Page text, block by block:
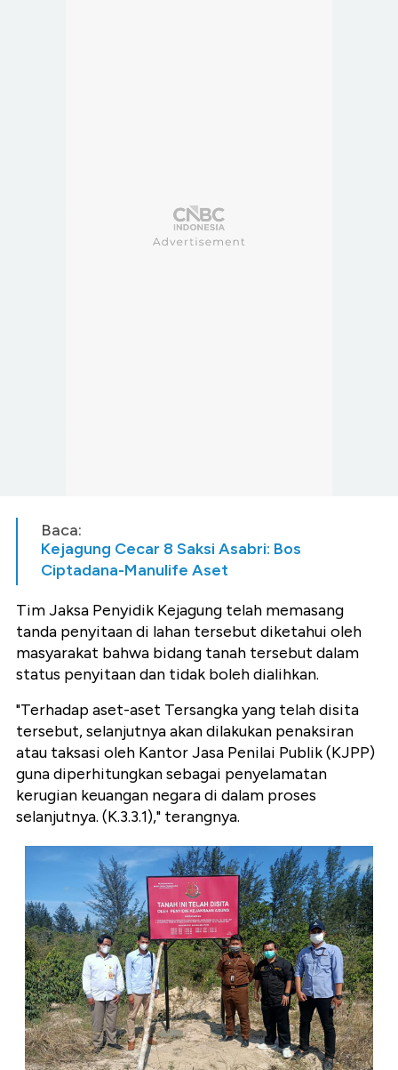
Baca:
Kejagung Cecar 8 Saksi Asabri: Bos
Ciptadana-Manulife Aset
Tim Jaksa Penyidik Kejagung telah memasang
tanda penyitaan di lahan tersebut diketahui oleh
masyarakat bahwa bidang tanah tersebut dalam
status penyitaan dan tidak boleh dialihkan.
"Terhadap aset-aset Tersangka yang telah disita
tersebut, selanjutnya akan dilakukan penaksiran
atau taksasi oleh Kantor Jasa Penilai Publik (KJPP)
guna diperhitungkan sebagai penyelamatan
kerugian keuangan negara di dalam proses
selanjutnya. (K.3.3.1)," terangnya.